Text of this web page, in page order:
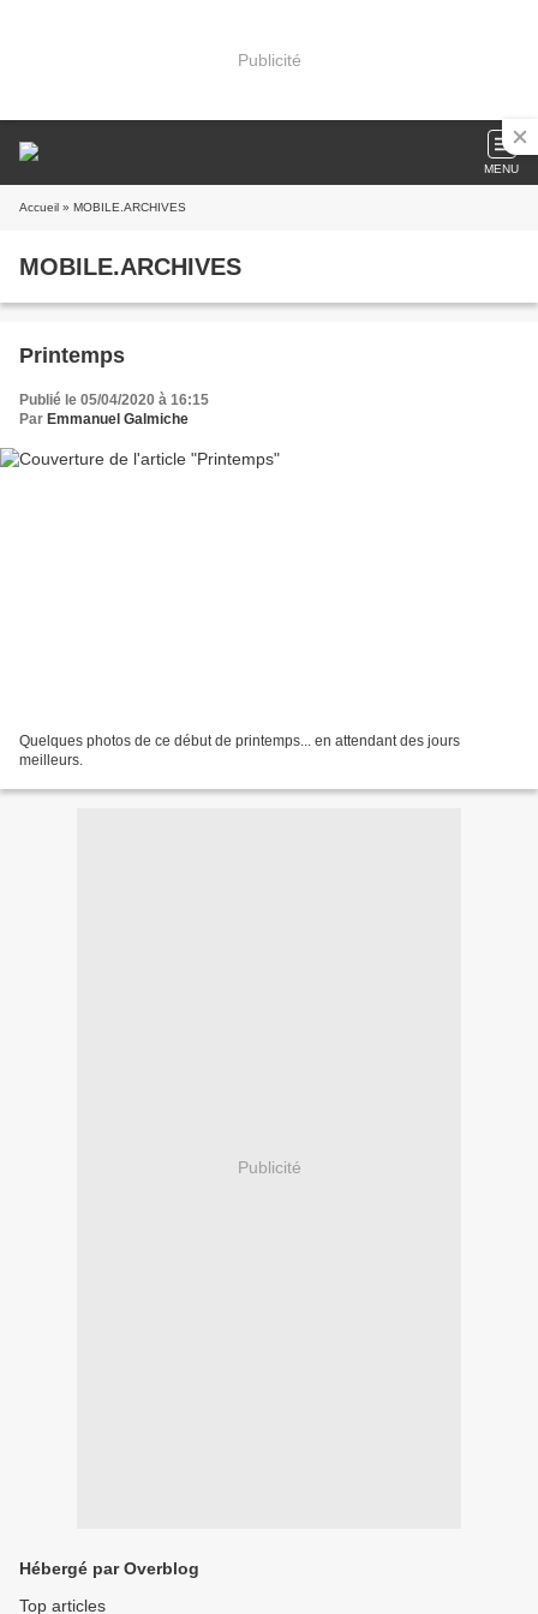
Publicité
MENU
Accueil » MOBILE.ARCHIVES
MOBILE.ARCHIVES
Printemps
Publié le 05/04/2020 à 16:15
Par Emmanuel Galmiche
Quelques photos de ce début de printemps... en attendant des jours
meilleurs.
Publicité
Hébergé par Overblog
Top articles